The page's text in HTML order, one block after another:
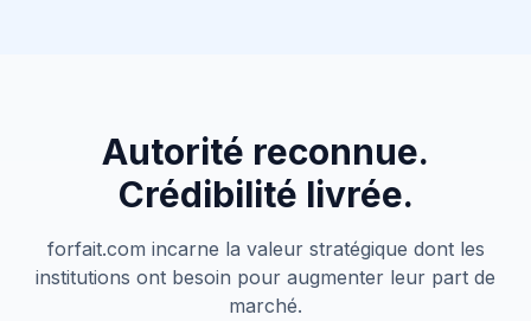
Autorité reconnue.
Crédibilité livrée.
forfait.com incarne la valeur stratégique dont les
institutions ont besoin pour augmenter leur part de
marché.